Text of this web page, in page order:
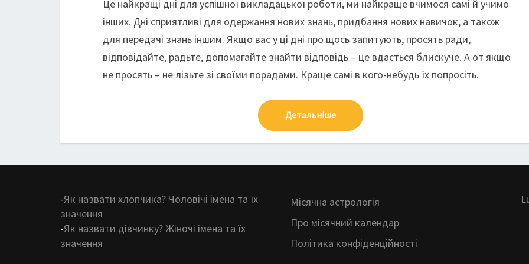
Це найкращі дні для успішної викладацької роботи, ми найкраще вчимося самі й учимо
інших. Дні сприятливі для одержання нових знань, придбання нових навичок, а також
для передачі знань іншим. Якщо вас у ці дні про щось запитують, просять ради,
відповідайте, радьте, допомагайте знайти відповідь – це вдасться блискуче. А от якщо
не просять – не лізьте зі своїми порадами. Краще самі в кого-небудь їх попросіть.
Детальніше
-Як назвати хлопчика? Чоловічі імена та їх
значення
-Як назвати дівчинку? Жіночі імена та їх
значення
Місячна астрологія
Про місячний календар
Політика конфіденційності